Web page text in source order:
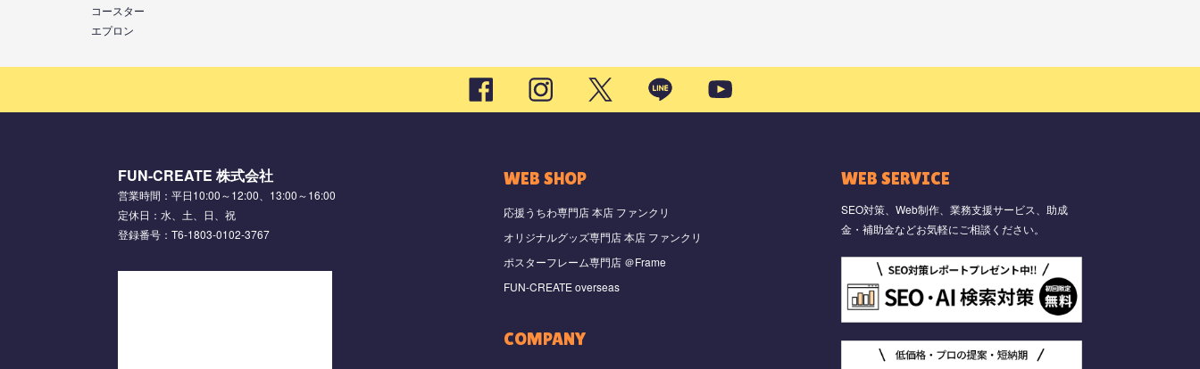
コースター
エプロン
FUN-CREATE 株式会社
営業時間：平日10:00～12:00、13:00～16:00
定休日：水、土、日、祝
登録番号：T6-1803-0102-3767
WEB SHOP
応援うちわ専門店 本店 ファンクリ
オリジナルグッズ専門店 本店 ファンクリ
ポスターフレーム専門店 ＠Frame
FUN-CREATE overseas
COMPANY
WEB SERVICE
SEO対策、Web制作、業務支援サービス、助成
金・補助金などお気軽にご相談ください。